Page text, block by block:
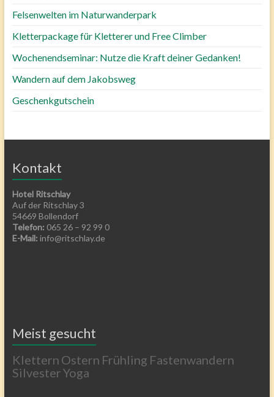
Felsenwelten im Naturwanderpark
Kletterpackage für Kletterer und Free Climber
Wochenendseminar: Nutze die Kraft deiner Gedanken!
Wandern auf dem Jakobsweg
Geschenkgutschein
Kontakt
Hotel Ritschlay
Auf der Ritschlay 3
54669 Bollendorf
Telefon: 065 26 – 92 99 0
E-Mail: info@ritschlay.de
Meist gesucht
Klettern Ostern Frühling Fastenwandern
SilvesterYoga